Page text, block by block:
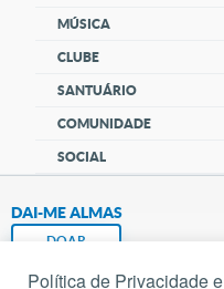
MÚSICA
CLUBE
SANTUÁRIO
COMUNIDADE
SOCIAL
DAI-ME ALMAS
DOAR
Política de Privacidade